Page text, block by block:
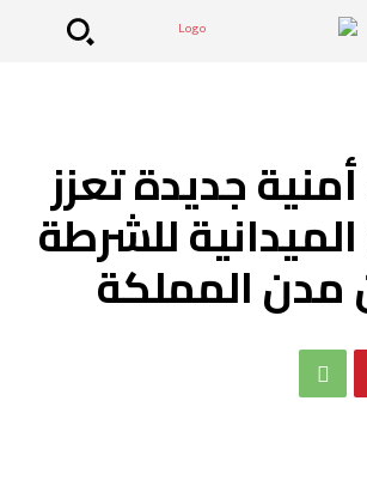
جديدة تعزز
للشرطة
مدن المملكة